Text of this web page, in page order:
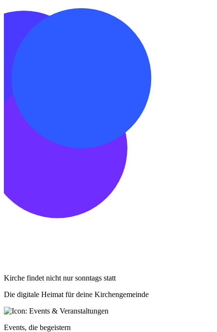
Kirche findet nicht nur sonntags statt
Die digitale Heimat für deine Kirchengemeinde
Events, die begeistern